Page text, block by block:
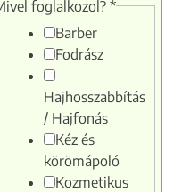
foglalkozol? *
Barber
Fodrász
Hajhosszabbítás
/ Hajfonás
Kéz és
körömápoló
Kozmetikus